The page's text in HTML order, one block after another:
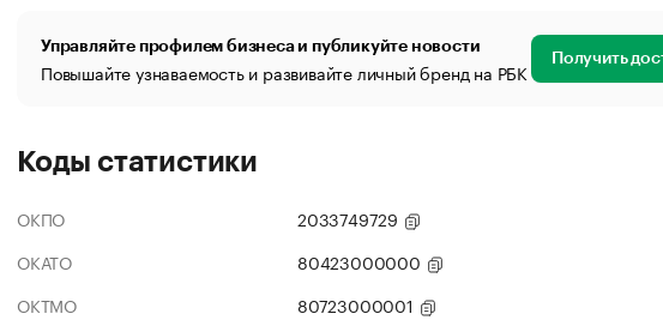
Управляйте профилем бизнеса и публикуйте новости
Повышайте узнаваемость и развивайте личный бренд на РБК Получить
Коды статистики
ОКПО
2033749729
ОКАТО
80423000000
ОКТМО
80723000001